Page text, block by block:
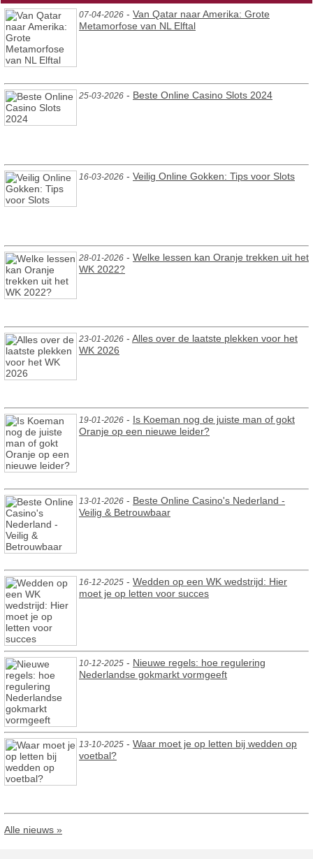
07-04-2026 - Van Qatar naar Amerika: Grote
Metamorfose van NL Elftal
25-03-2026 - Beste Online Casino Slots 2024
16-03-2026 - Veilig Online Gokken: Tips voor Slots
28-01-2026 - Welke lessen kan Oranje trekken uit het
WK 2022?
23-01-2026 - Alles over de laatste plekken voor het
WK 2026
19-01-2026 - Is Koeman nog de juiste man of gokt
Oranje op een nieuwe leider?
13-01-2026 - Beste Online Casino's Nederland -
Veilig & Betrouwbaar
16-12-2025 - Wedden op een WK wedstrijd: Hier
moet je op letten voor succes
10-12-2025 - Nieuwe regels: hoe regulering
Nederlandse gokmarkt vormgeeft
13-10-2025 - Waar moet je op letten bij wedden op
voetbal?
Alle nieuws »